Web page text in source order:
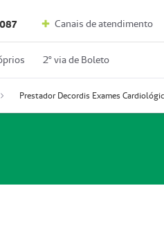
Canais de atendimento
2º via de Boleto